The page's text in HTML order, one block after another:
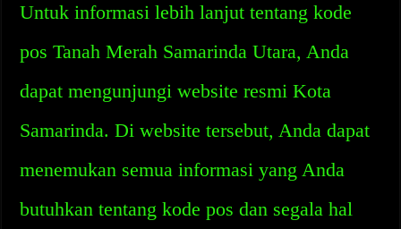
Untuk informasi lebih lanjut tentang kode
pos Tanah Merah Samarinda Utara, Anda
dapat mengunjungi website resmi Kota
Samarinda. Di website tersebut, Anda dapat
menemukan semua informasi yang Anda
butuhkan tentang kode pos dan segala hal